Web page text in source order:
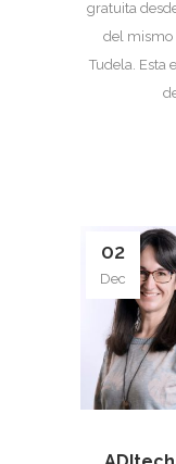
gratuita
del mismo
Tudela. Esta
02
Dec